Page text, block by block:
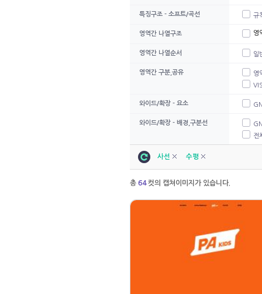
특징구조 - 소프트/곡선 규
영역간 나열구조 영
영역간 나열순서 일
영역간 구분,공유
영
와이드/확장 - 요소
와이드/확장 - 배경,구분선
전
사선 수평
총 64컷의 캡쳐이미지가 있습니다.